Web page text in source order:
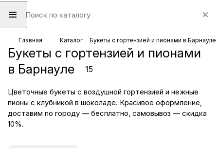
Главная Каталог Букеты с гортензией и пионами в Барнауле
Букеты с гортензией и пионами
в Барнауле
15
Цветочные букеты с воздушной гортензией и нежные
пионы с клубникой в шоколаде. Красивое оформление,
доставим по городу — бесплатно, самовывоз — скидка
10%.